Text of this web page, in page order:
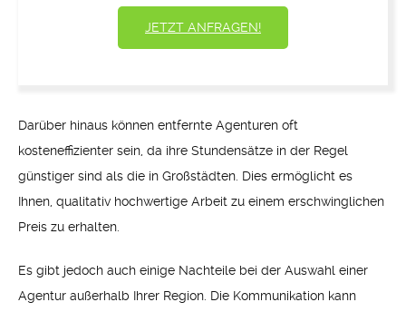
JETZT ANFRAGEN!
Darüber hinaus können entfernte Agenturen oft
kosteneffizienter sein, da ihre Stundensätze in der Regel
günstiger sind als die in Großstädten. Dies ermöglicht es
Ihnen, qualitativ hochwertige Arbeit zu einem erschwinglichen
Preis zu erhalten.
Es gibt jedoch auch einige Nachteile bei der Auswahl einer
Agentur außerhalb Ihrer Region. Die Kommunikation kann